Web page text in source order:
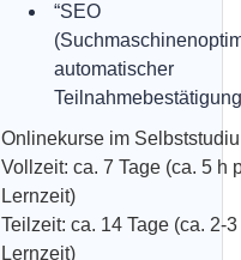
“SEO
automatischer
Onlinekurse im
Vollzeit: ca. 7 Tage (ca. 5 h
Lernzeit)
Teilzeit: ca. 14 Tage (ca. 2-
Lernzeit)